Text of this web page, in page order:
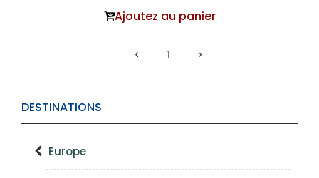
DESTINATIONS
Europe
Ajoutez au panier
1